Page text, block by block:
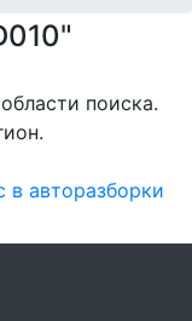
поиска.
.
в авторазборки